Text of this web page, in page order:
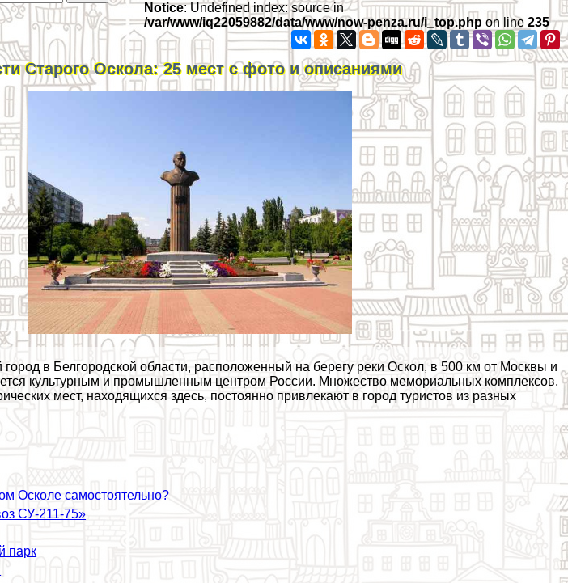
Notice: Undefined index: source in
/var/www/iq22059882/data/www/now-penza.ru/i_top.php on line235
Старого Оскола: 25 мест с фото и описаниями
в Белгородской области, расположенный на берегу реки Оскол, в 500 км от Москвы и
культурным и промышленным центром России. Множество мемориальных комплексов,
мест, находящихся здесь, постоянно привлекают в город туристов из разных
Осколе самостоятельно?
СУ-211-75»
парк